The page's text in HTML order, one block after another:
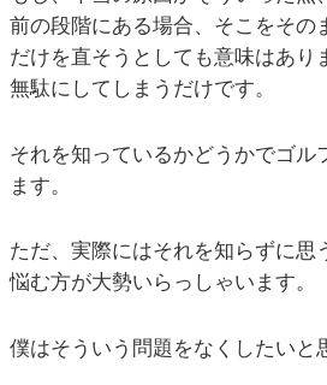
前の段階にある場合、そこをその
だけを直そうとしても意味はあり
無駄にしてしまうだけです。
それを知っているかどうかでゴル
ます。
ただ、実際にはそれを知らずに思
悩む方が大勢いらっしゃいます。
僕はそういう問題をなくしたいと